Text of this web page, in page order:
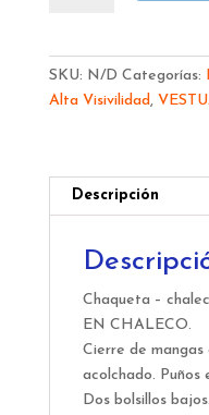
VISIBILIDAD
TRIPLE
cantidad
SKU: N/D Categorías:
Alta Visivilidad,
Descripción
Chaqueta –
EN CHALECO.
Cierre de mangas
acolchado. Puños
Dos bolsillos bajos.